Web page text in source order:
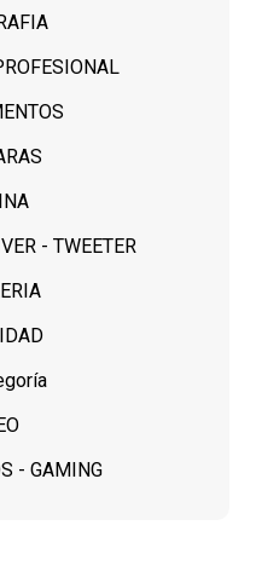
- TWEETER
- GAMING